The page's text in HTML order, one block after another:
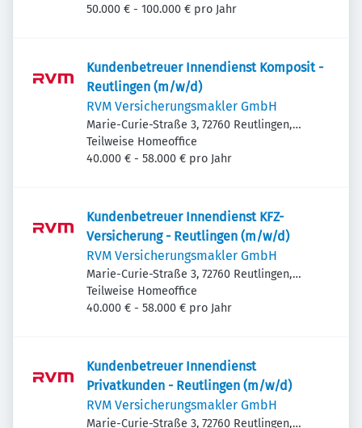
50.000 € - 100.000 € pro Jahr
Kundenbetreuer Innendienst Komposit -
Reutlingen (m/w/d)
RVM Versicherungsmakler GmbH
Marie-Curie-Straße 3, 72760 Reutlingen,
Deutschland
Teilweise Homeoffice
40.000 € - 58.000 € pro Jahr
Kundenbetreuer Innendienst KFZ-
Versicherung - Reutlingen (m/w/d)
RVM Versicherungsmakler GmbH
Marie-Curie-Straße 3, 72760 Reutlingen,
Deutschland
Teilweise Homeoffice
40.000 € - 58.000 € pro Jahr
Kundenbetreuer Innendienst
Privatkunden - Reutlingen (m/w/d)
RVM Versicherungsmakler GmbH
Marie-Curie-Straße 3, 72760 Reutlingen,